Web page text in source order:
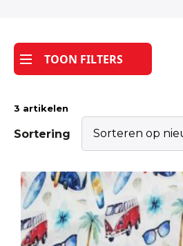
Tijdpakker stof
TOON FILTERS
3 artikelen
Sortering